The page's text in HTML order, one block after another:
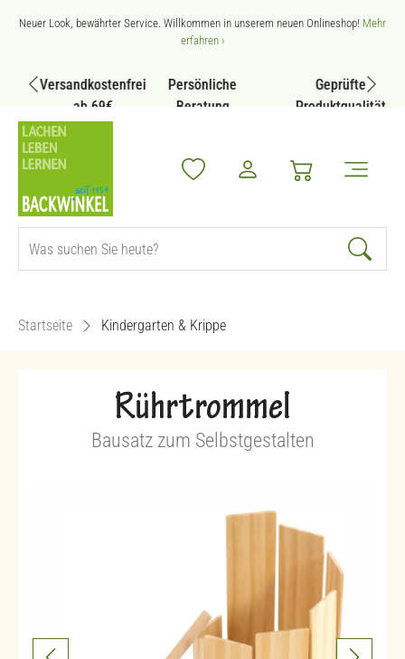
Zum Hauptinhalt springen
Neuer Look, bewährter Service. Willkommen in unserem neuen Onlineshop! Mehr
erfahren ›
Versandkostenfrei
ab 69€
Persönliche
Beratung
Geprüfte
Produktqualität
Startseite Kindergarten & Krippe
Rührtrommel
Bausatz zum Selbstgestalten